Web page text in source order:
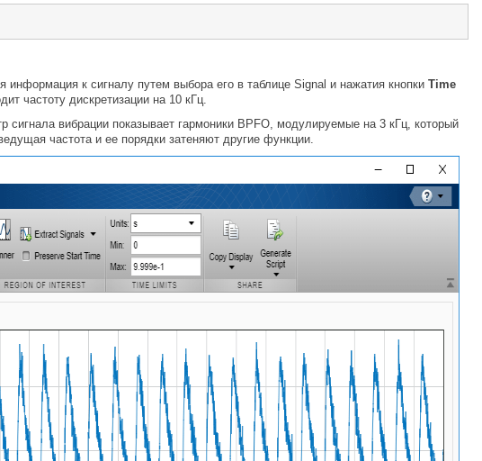
к сигналу путем выбора его в таблице Signal и нажатия кнопки Time
частоту дискретизации на 10 кГц.
сигнала вибрации показывает гармоники BPFO, модулируемые на 3 кГц, который
частота и ее порядки затеняют другие функции.